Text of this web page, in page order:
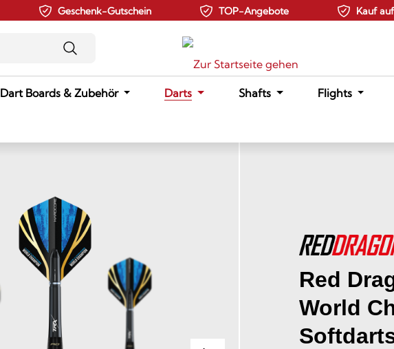
Geschenk-Gutschein TOP-Angebote Kauf
Dart Boards & Zubehör Darts Shafts Flights
Red
World